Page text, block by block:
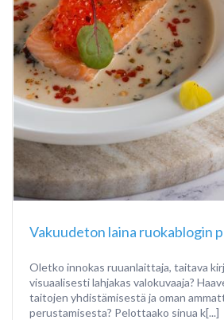
Vakuudeton laina ruokablogin
Oletko innokas ruuanlaittaja, taitava
visuaalisesti lahjakas valokuvaaja?
taitojen yhdistämisestä ja oman
perustamisesta? Pelottaako sinua k[...]